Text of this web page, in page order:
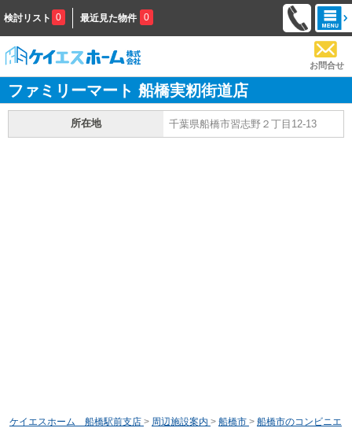
検討リスト 0 最近見た物件 0
お問合せ
ファミリーマート 船橋実籾街道店
所在地 千葉県船橋市習志野２丁目12-13
ケイエスホーム 船橋駅前支店 > 周辺施設案内 > 船橋市 > 船橋市のコンビニエ